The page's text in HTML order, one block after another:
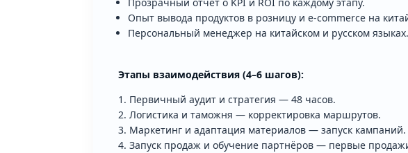
Опыт вывода продуктов в розницу и e-commerce на
Персональный менеджер на китайском и русском языках.
Этапы взаимодействия (4–6 шагов):
Первичный аудит и стратегия — 48 часов.
Логистика и таможня — корректировка маршрутов.
Маркетинг и адаптация материалов — запуск кампаний.
Запуск продаж и обучение партнёров — первые